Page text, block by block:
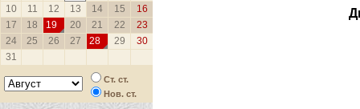
10
11 12 13 14 15
16
17
18 19 20 21 22
23
24
25 26 27 28 29
30
31
Ст. ст.
Нов. ст.